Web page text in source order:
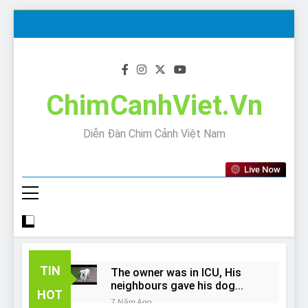
ChimCanhViet.Vn
Diễn Đàn Chim Cảnh Việt Nam
Live Now
TIN
HOT
The owner was in ICU, His
neighbours gave his dog
away!
7 Năm Ago